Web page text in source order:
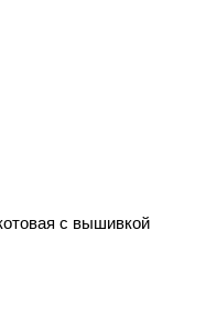
с вышивкой